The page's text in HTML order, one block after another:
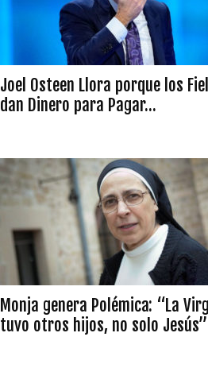
Joel Osteen Llora porque los
dan Dinero para Pagar...
Monja genera Polémica: “La
tuvo otros hijos, no solo Jesús”